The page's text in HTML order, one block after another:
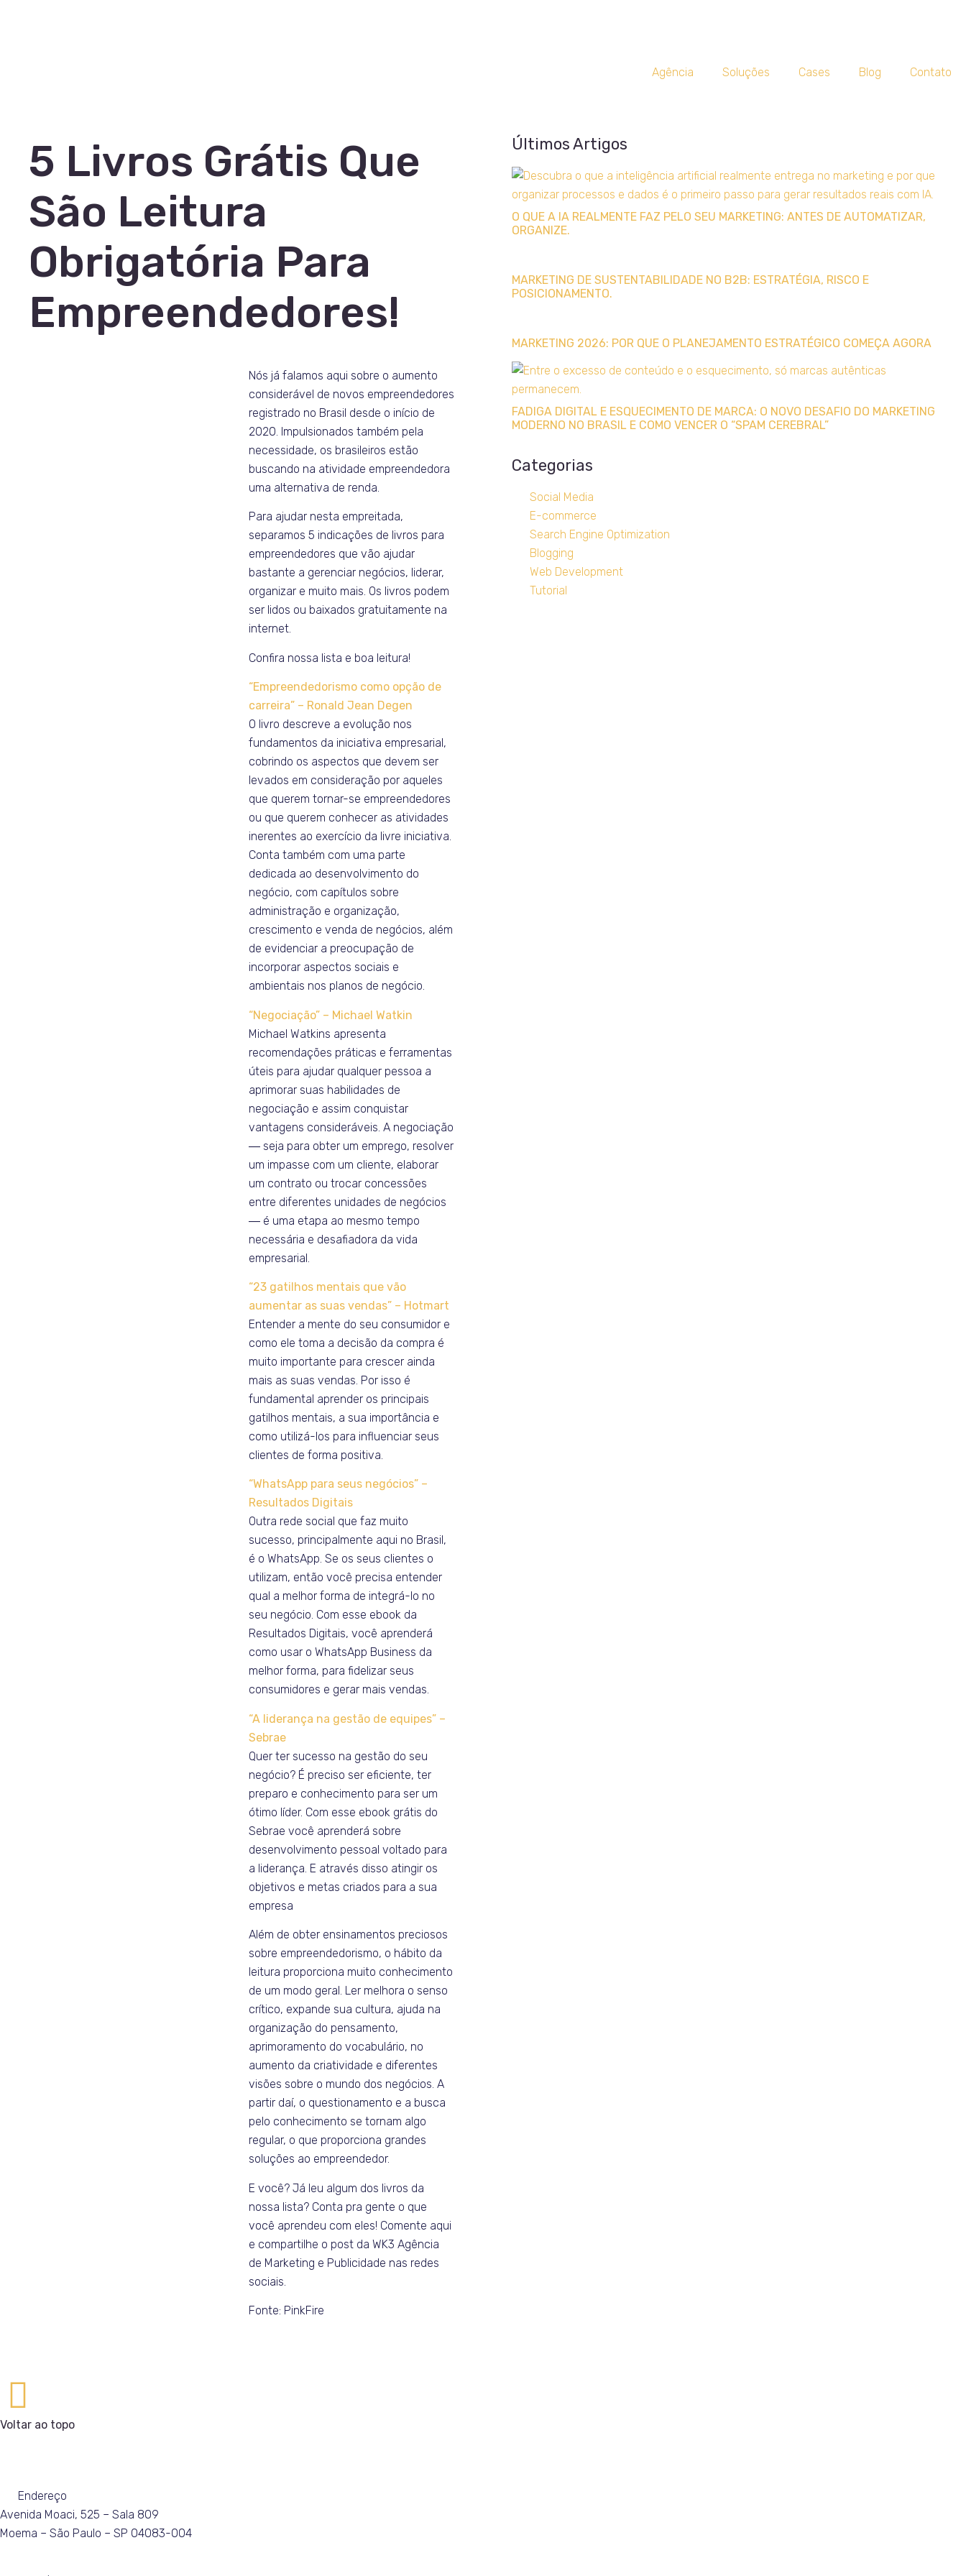
Agência Soluções Cases Blog Contato
5 Livros Grátis Que
São Leitura
Obrigatória Para
Empreendedores!
Nós já falamos aqui sobre o aumento
considerável de novos empreendedores
registrado no Brasil desde o início de
2020. Impulsionados também pela
necessidade, os brasileiros estão
buscando na atividade empreendedora
uma alternativa de renda.
Para ajudar nesta empreitada,
separamos 5 indicações de livros para
empreendedores que vão ajudar
bastante a gerenciar negócios, liderar,
organizar e muito mais. Os livros podem
ser lidos ou baixados gratuitamente na
internet.
Confira nossa lista e boa leitura!
“Empreendedorismo como opção de
carreira” – Ronald Jean Degen
O livro descreve a evolução nos
fundamentos da iniciativa empresarial,
cobrindo os aspectos que devem ser
levados em consideração por aqueles
que querem tornar-se empreendedores
ou que querem conhecer as atividades
inerentes ao exercício da livre iniciativa.
Conta também com uma parte
dedicada ao desenvolvimento do
negócio, com capítulos sobre
administração e organização,
crescimento e venda de negócios, além
de evidenciar a preocupação de
incorporar aspectos sociais e
ambientais nos planos de negócio.
“Negociação” – Michael Watkin
Michael Watkins apresenta
recomendações práticas e ferramentas
úteis para ajudar qualquer pessoa a
aprimorar suas habilidades de
negociação e assim conquistar
vantagens consideráveis. A negociação
― seja para obter um emprego, resolver
um impasse com um cliente, elaborar
um contrato ou trocar concessões
entre diferentes unidades de negócios
― é uma etapa ao mesmo tempo
necessária e desafiadora da vida
empresarial.
“23 gatilhos mentais que vão
aumentar as suas vendas” – Hotmart
Entender a mente do seu consumidor e
como ele toma a decisão da compra é
muito importante para crescer ainda
mais as suas vendas. Por isso é
fundamental aprender os principais
gatilhos mentais, a sua importância e
como utilizá-los para influenciar seus
clientes de forma positiva.
“WhatsApp para seus negócios” –
Resultados Digitais
Outra rede social que faz muito
sucesso, principalmente aqui no Brasil,
é o WhatsApp. Se os seus clientes o
utilizam, então você precisa entender
qual a melhor forma de integrá-lo no
seu negócio. Com esse ebook da
Resultados Digitais, você aprenderá
como usar o WhatsApp Business da
melhor forma, para fidelizar seus
consumidores e gerar mais vendas.
“A liderança na gestão de equipes” –
Sebrae
Quer ter sucesso na gestão do seu
negócio? É preciso ser eficiente, ter
preparo e conhecimento para ser um
ótimo líder. Com esse ebook grátis do
Sebrae você aprenderá sobre
desenvolvimento pessoal voltado para
a liderança. E através disso atingir os
objetivos e metas criados para a sua
empresa
Além de obter ensinamentos preciosos
sobre empreendedorismo, o hábito da
leitura proporciona muito conhecimento
de um modo geral. Ler melhora o senso
crítico, expande sua cultura, ajuda na
organização do pensamento,
aprimoramento do vocabulário, no
aumento da criatividade e diferentes
visões sobre o mundo dos negócios. A
partir daí, o questionamento e a busca
pelo conhecimento se tornam algo
regular, o que proporciona grandes
soluções ao empreendedor.
E você? Já leu algum dos livros da
nossa lista? Conta pra gente o que
você aprendeu com eles! Comente aqui
e compartilhe o post da WK3 Agência
de Marketing e Publicidade nas redes
sociais.
Fonte: PinkFire
Últimos Artigos
O QUE A IA REALMENTE FAZ PELO SEU MARKETING: ANTES DE AUTOMATIZAR,
ORGANIZE.
MARKETING DE SUSTENTABILIDADE NO B2B: ESTRATÉGIA, RISCO E
POSICIONAMENTO.
MARKETING 2026: POR QUE O PLANEJAMENTO ESTRATÉGICO COMEÇA AGORA
FADIGA DIGITAL E ESQUECIMENTO DE MARCA: O NOVO DESAFIO DO MARKETING
MODERNO NO BRASIL E COMO VENCER O “SPAM CEREBRAL”
Categorias
Social Media
E-commerce
Search Engine Optimization
Blogging
Web Development
Tutorial
Voltar ao topo
Endereço
Avenida Moaci, 525 – Sala 809
Moema – São Paulo – SP 04083-004